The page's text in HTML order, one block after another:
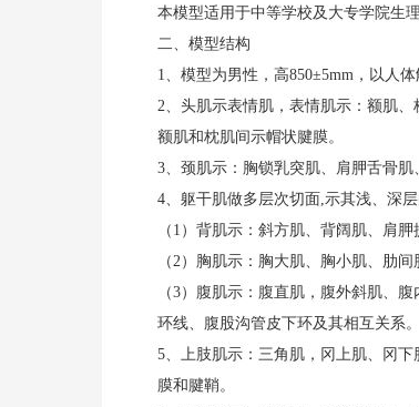
本模型适用于中等学校及大专学院生
二、模型结构
1、模型为男性，高850±5mm，以人
2、头肌示表情肌，表情肌示：额肌
额肌和枕肌间示帽状腱膜。
3、颈肌示：胸锁乳突肌、肩胛舌骨
4、躯干肌做多层次切面,示其浅、深层
（1）背肌示：斜方肌、背阔肌、肩
（2）胸肌示：胸大肌、胸小肌、肋
（3）腹肌示：腹直肌，腹外斜肌、
环线、腹股沟管皮下环及其相互关系。
5、上肢肌示：三角肌，冈上肌、冈
膜和腱鞘。